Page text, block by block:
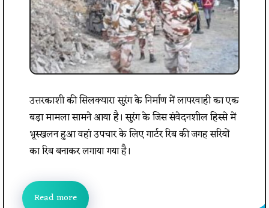
उत्तरकाशी की सिलक्यारा सुरंग के निर्माण में लापरवाही का एक
बड़ा मामला सामने आया है। सुरंग के जिस संवेदनशील हिस्से में
भूस्खलन हुआ वहां उपचार के लिए गार्टर रिब की जगह सरियों
का रिब बनाकर लगाया गया है।
Read more